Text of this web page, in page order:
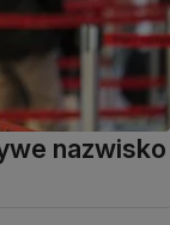
nazwisko